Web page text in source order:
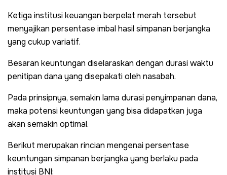
Ketiga institusi keuangan berpelat merah tersebut
menyajikan persentase imbal hasil simpanan berjangka
yang cukup variatif.
Besaran keuntungan diselaraskan dengan durasi waktu
penitipan dana yang disepakati oleh nasabah.
Pada prinsipnya, semakin lama durasi penyimpanan dana,
maka potensi keuntungan yang bisa didapatkan juga
akan semakin optimal.
Berikut merupakan rincian mengenai persentase
keuntungan simpanan berjangka yang berlaku pada
institusi BNI: